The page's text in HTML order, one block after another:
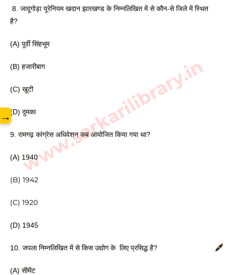
8. जादूगोड़ा यूरेनियम खदान झारखण्ड के निम्नलिखित में से कौन-से जिले में स्थित
है?
(A) पूर्वी सिंहभूम
(B) हजारीबाग
(C) खूटी
(D) दुमका
9. रामगढ़ कांग्रेस अधिवेशन कब आयोजित किया गया था?
(A) 1940
(B) 1942
(C) 1920
(D) 1945
10. जपला निम्नलिखित में से किस उद्योग के  लिए प्रसिद्ध है?
(A) सीमेंट
www.sarkarilibrary.in
→